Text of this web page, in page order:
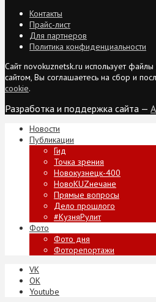
Контакты
Прайс-лист
Для партнеров
Политика конфиденциальности
Сайт novokuznetsk.ru использует
сайтом, Вы соглашаетесь на сбор и
cookie.
Разработка и поддержка сайта —
Новости
Публикации
Гид
Точка зрения
Новокузнецк-400
НовоKUZнечане
Прямые вопросы
Дело прошлого
#КузняРулит
Фото
Фото дня
Фоторепортажи
VK
ОК
Youtube